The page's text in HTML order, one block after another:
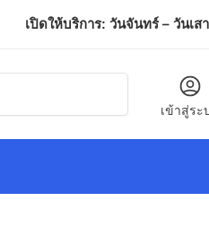
เปิดให้บริการ: วันจันทร์ – วันเ
เข้าสู่ระ